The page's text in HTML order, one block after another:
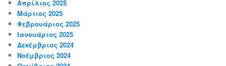
Απρίλιος 2025
Μάρτιος 2025
Φεβρουάριος 2025
Ιανουάριος 2025
Δεκέμβριος 2024
Νοέμβριος 2024